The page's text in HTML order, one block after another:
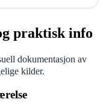
praktisk info
dokumentasjon av
kilder.